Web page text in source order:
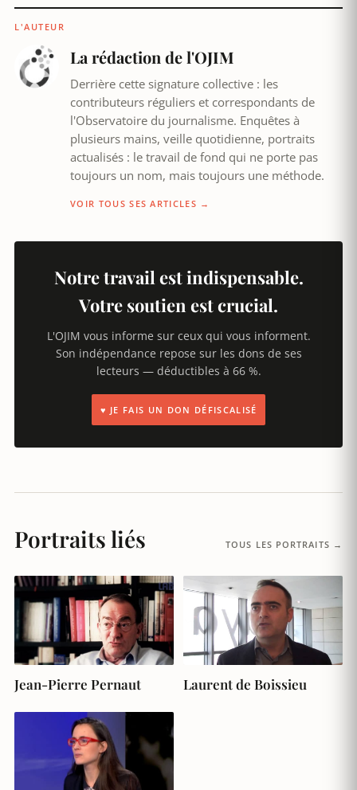
L'AUTEUR
La rédaction de l'OJIM
Derrière cette signature collective : les
contributeurs réguliers et correspondants de
l'Observatoire du journalisme. Enquêtes à
plusieurs mains, veille quotidienne, portraits
actualisés : le travail de fond qui ne porte pas
toujours un nom, mais toujours une méthode.
VOIR TOUS SES ARTICLES →
Notre travail est indispensable.
Votre soutien est crucial.
L'OJIM vous informe sur ceux qui vous informent.
Son indépendance repose sur les dons de ses
lecteurs — déductibles à 66 %.
♥ JE FAIS UN DON DÉFISCALISÉ
Portraits liés TOUS LES PORTRAITS →
Jean-Pierre Pernaut Laurent de Boissieu